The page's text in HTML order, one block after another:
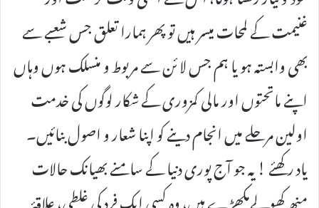
غنیمت کے لمحات میسر ہیں تو پھر ہمارا تعلق جس شعبے سے
بھی وابستہ ہو یا ہم جس لا ئن سے مربوط و منسلک ہوں وہاں
اپنے ماتحتوں اور مالی کمزوری کے شکار لوگوں کی خدمت
اولین مرحلے میں انجام دینے کو اپنا شعار و اصول بنائیں۔
یاد رکھئے ! یہ جو آج پوری دنیا کے سامنے بھیانک حالات
منھ کھولےمکھڑے ہیں، وہ کسی ایک فرد کی غلطی، علاقۂ